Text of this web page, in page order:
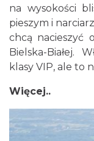
na wysokości
pieszym i
chcą nacieszyć
Bielska-Białej.
klasy VIP, ale to
Więcej..